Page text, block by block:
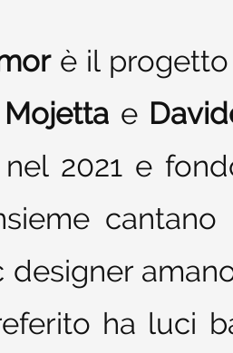
è il
e
2021 e
designer
ha luci